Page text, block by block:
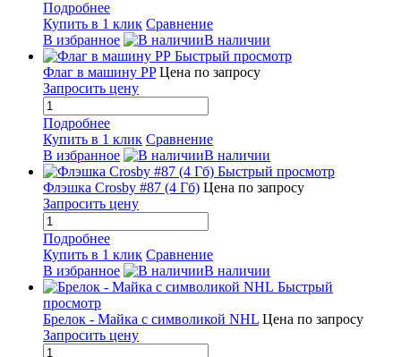
Подробнее
Купить в 1 клик Сравнение
В избранное
В наличии
Быстрый просмотр
Флаг в машину PP Цена по запросу
Запросить цену
Подробнее
Купить в 1 клик Сравнение
В избранное
В наличии
Быстрый просмотр
Флэшка Crosby #87 (4 Гб) Цена по запросу
Запросить цену
Подробнее
Купить в 1 клик Сравнение
В избранное
В наличии
Быстрый
просмотр
Брелок - Майка с символикой NHL Цена по запросу
Запросить цену